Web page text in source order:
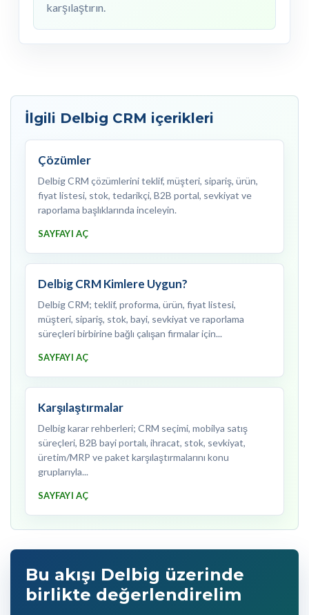
karşılaştırın.
İlgili Delbig CRM içerikleri
Çözümler
Delbig CRM çözümlerini teklif, müşteri, sipariş, ürün,
fiyat listesi, stok, tedarikçi, B2B portal, sevkiyat ve
raporlama başlıklarında inceleyin.
SAYFAYI AÇ
Delbig CRM Kimlere Uygun?
Delbig CRM; teklif, proforma, ürün, fiyat listesi,
müşteri, sipariş, stok, bayi, sevkiyat ve raporlama
süreçleri birbirine bağlı çalışan firmalar için...
SAYFAYI AÇ
Karşılaştırmalar
Delbig karar rehberleri; CRM seçimi, mobilya satış
süreçleri, B2B bayi portalı, ihracat, stok, sevkiyat,
üretim/MRP ve paket karşılaştırmalarını konu
gruplarıyla...
SAYFAYI AÇ
Bu akışı Delbig üzerinde
birlikte değerlendirelim